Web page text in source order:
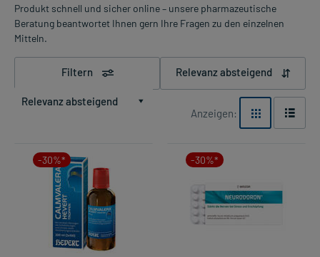
Produkt schnell und sicher online – unsere pharmazeutische
Beratung beantwortet Ihnen gern Ihre Fragen zu den einzelnen
Mitteln.
Filtern Relevanz absteigend
Relevanz absteigend
Anzeigen:
-30%* -30%*